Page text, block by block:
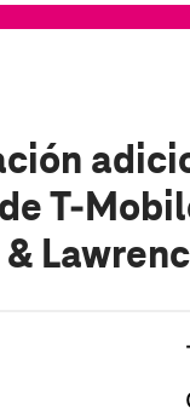
T-